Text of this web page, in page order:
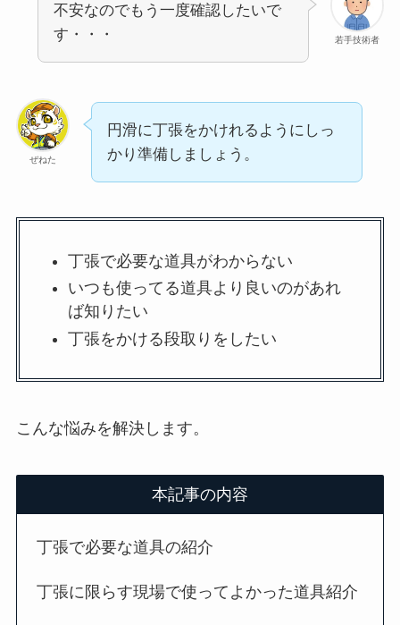
若手技術者
不安なのでもう一度確認したいで
す・・・
ぜねた
円滑に丁張をかけれるようにしっ
かり準備しましょう。
丁張で必要な道具がわからない
いつも使ってる道具より良いのがあれ
ば知りたい
丁張をかける段取りをしたい
こんな悩みを解決します。
本記事の内容
丁張で必要な道具の紹介
丁張に限らす現場で使ってよかった道具紹介